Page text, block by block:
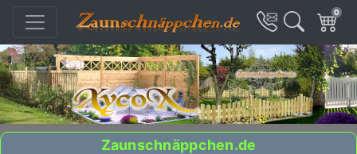
0
Zaunschnäppchen.de